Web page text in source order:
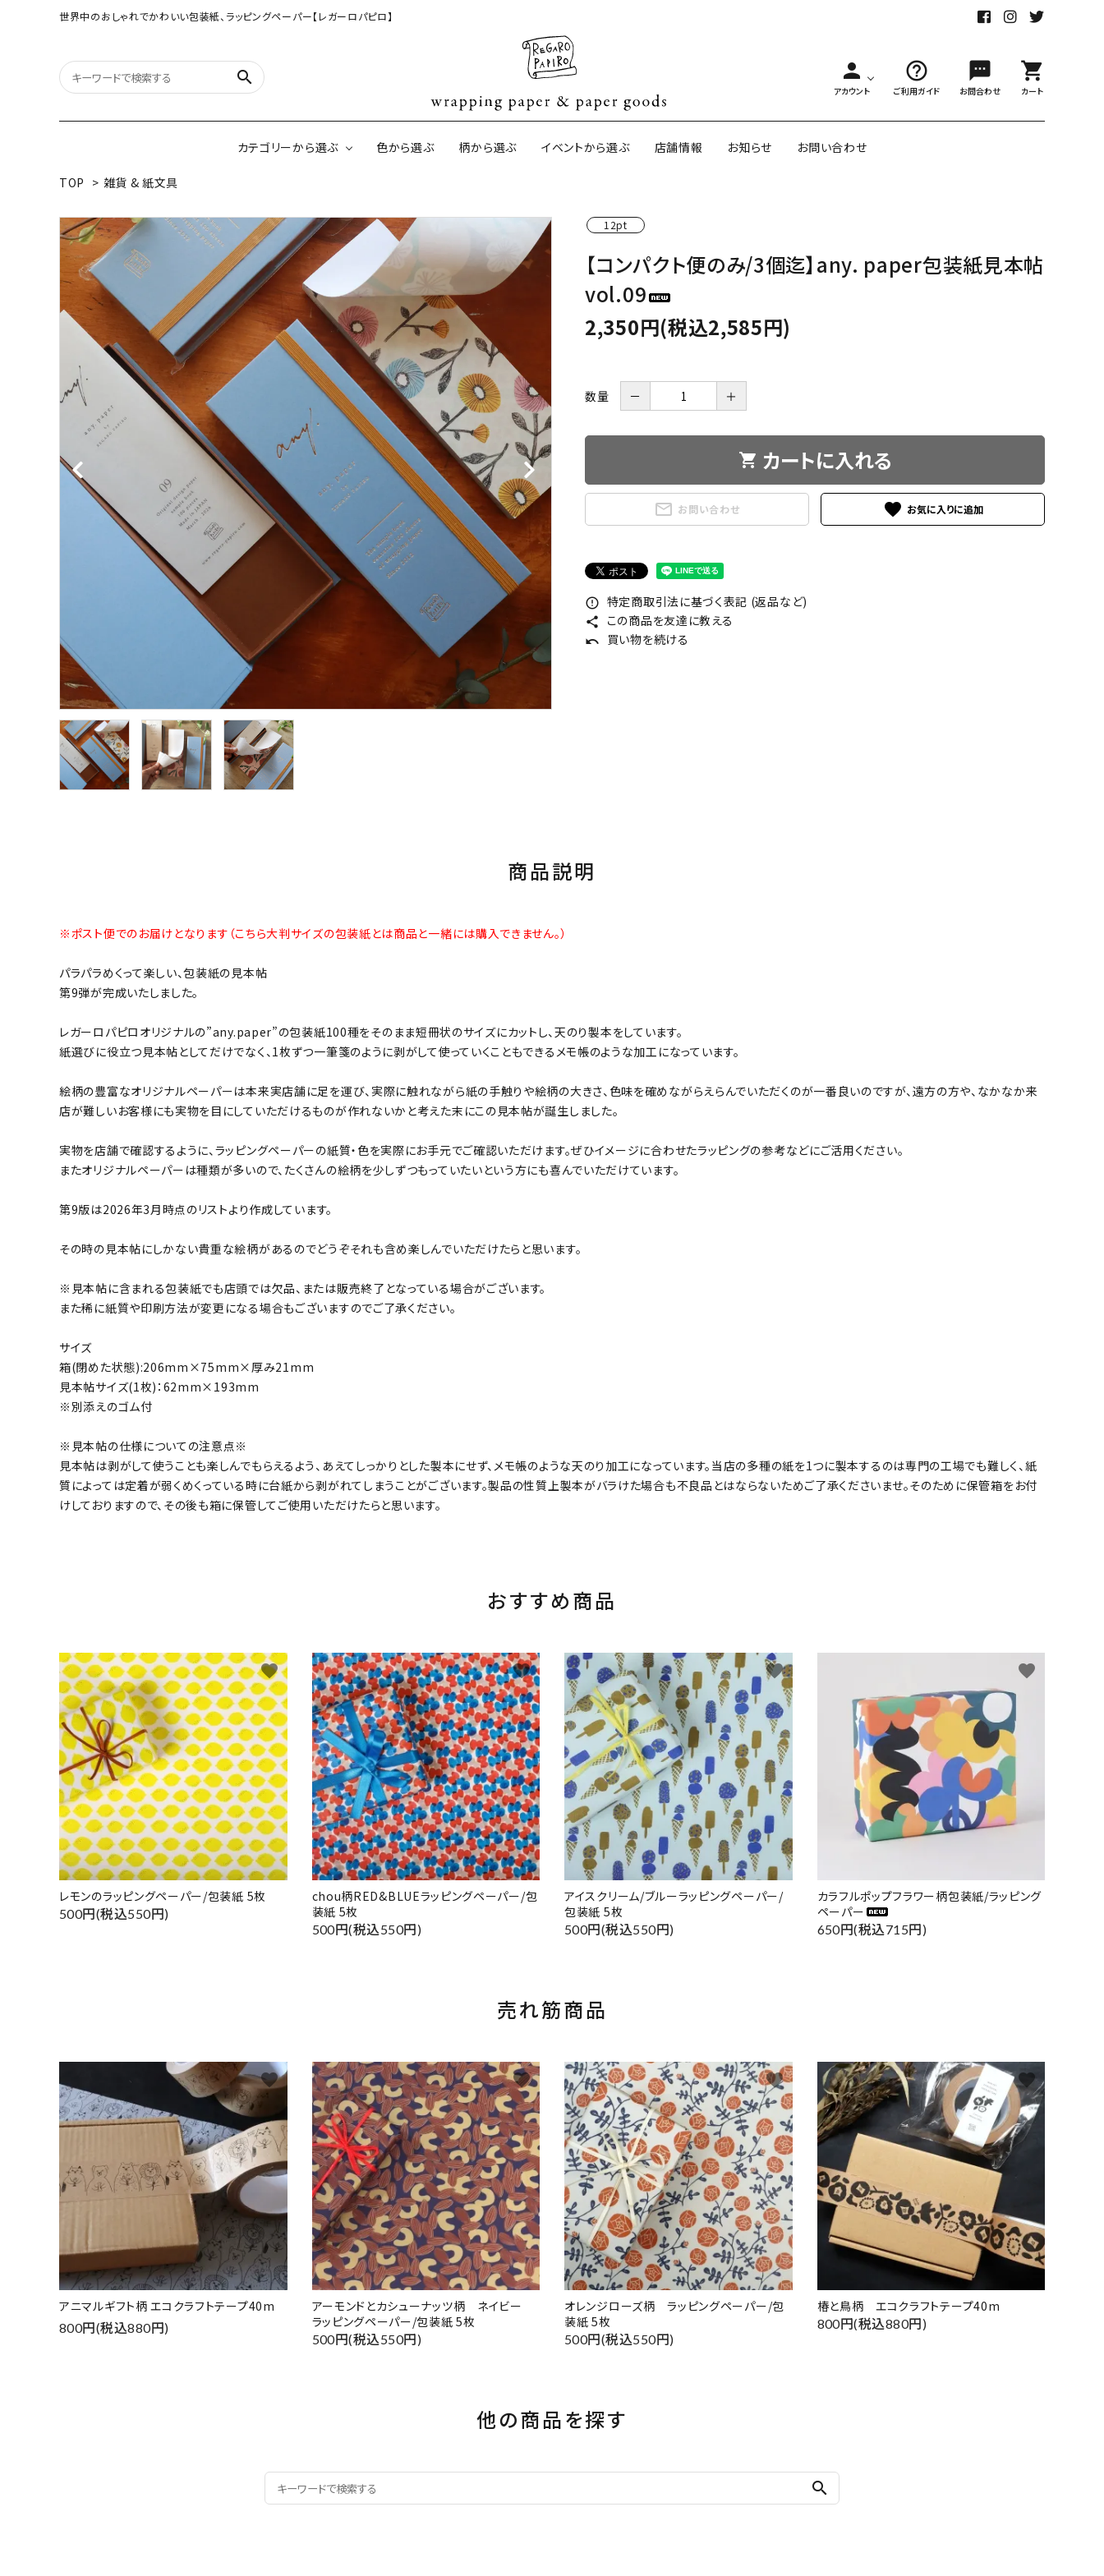
世界中のおしゃれでかわいい包装紙、ラッピングペーパー【レガーロパピロ】
search person
アカウント
help_outline
ご利用ガイド
sms
お問合わせ
shopping_cart
カート
カテゴリーから選ぶ
オリジナル包装紙
（A3相当サイズ）
【大判サイズ】オリジナル包装紙 和紙の包装紙(CAGWA paper)
サイズオーダー受注生産
ネパールの手漉き包装紙
インドのハンドプリントコットン
ペーパー
イギリスのモダン包装紙
ボタニカルダブルサイド包装紙 韓国のデザインペーパー 日本のペーパーブランド ラッピング用リボン・紐
色から選ぶ 柄から選ぶ イベントから選ぶ 店舗情報 お知らせ お問い合わせ
TOP > 雑貨 & 紙文具
12pt
【コンパクト便のみ/3個迄】any. paper包装紙見本帖
vol.09
2,350円(税込2,585円)
数量 － ＋
shopping_cart カートに入れる
mail_outline お問い合わせ favorite
error_outline 特定商取引法に基づく表記 (返品など)
share この商品を友達に教える
undo 買い物を続ける
商品説明
※ポスト便でのお届けとなります（こちら大判サイズの包装紙とは商品と一緒には購入できません。）
パラパラめくって楽しい、包装紙の見本帖
第9弾が完成いたしました。
レガーロパピロオリジナルの”any.paper”の包装紙100種をそのまま短冊状のサイズにカットし、天のり製本をしています。
紙選びに役立つ見本帖としてだけでなく、1枚ずつ一筆箋のように剥がして使っていくこともできるメモ帳のような加工になっています。
絵柄の豊富なオリジナルペーパーは本来実店舗に足を運び、実際に触れながら紙の手触りや絵柄の大きさ、色味を確めながらえらんでいただくのが一番良いのですが、遠方の方や、なかなか来
店が難しいお客様にも実物を目にしていただけるものが作れないかと考えた末にこの見本帖が誕生しました。
実物を店舗で確認するように、ラッピングペーパーの紙質・色を実際にお手元でご確認いただけます。ぜひイメージに合わせたラッピングの参考などにご活用ください。
またオリジナルペーパーは種類が多いので、たくさんの絵柄を少しずつもっていたいという方にも喜んでいただけています。
第9版は2026年3月時点のリストより作成しています。
その時の見本帖にしかない貴重な絵柄があるのでどうぞそれも含め楽しんでいただけたらと思います。
※見本帖に含まれる包装紙でも店頭では欠品、または販売終了となっている場合がございます。
また稀に紙質や印刷方法が変更になる場合もございますのでご了承ください。
サイズ
箱(閉めた状態):206mm×75mm×厚み21mm
見本帖サイズ(1枚)：62mm×193mm
※別添えのゴム付
※見本帖の仕様についての注意点※
見本帖は剥がして使うことも楽しんでもらえるよう、あえてしっかりとした製本にせず、メモ帳のような天のり加工になっています。当店の多種の紙を1つに製本するのは専門の工場でも難しく、紙
質によっては定着が弱くめくっている時に台紙から剥がれてしまうことがございます。製品の性質上製本がバラけた場合も不良品とはならないためご了承くださいませ。そのために保管箱をお付
けしておりますので、その後も箱に保管してご使用いただけたらと思います。
おすすめ商品
レモンのラッピングペーパー/包装紙 5枚
500円(税込550円)
favorite
chou柄RED&BLUEラッピングペーパー/包
装紙 5枚
500円(税込550円)
favorite
アイスクリーム/ブルーラッピングペーパー/
包装紙 5枚
500円(税込550円)
favorite
カラフルポップフラワー柄包装紙/ラッピング
ペーパー
650円(税込715円)
favorite
売れ筋商品
アニマルギフト柄 エコクラフトテープ40m
800円(税込880円)
favorite
アーモンドとカシューナッツ柄 ネイビー
ラッピングペーパー/包装紙 5枚
500円(税込550円)
favorite
オレンジローズ柄 ラッピングペーパー/包
装紙 5枚
500円(税込550円)
favorite
椿と鳥柄 エコクラフトテープ40m
800円(税込880円)
favorite
他の商品を探す
search